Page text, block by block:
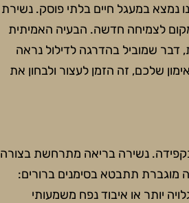
נמצא במעגל חיים בלתי פוסק. נשירת
מקום לצמיחה חדשה. הבעיה האמיתית
שמוביל בהדרגה לדילול נראה
שלכם, זה הזמן לעצור ולבחון את
בקפידה. נשירה בריאה מתרחשת בצורה
תתבטא בסימנים ברורים:
יותר או איבוד נפח משמעותי